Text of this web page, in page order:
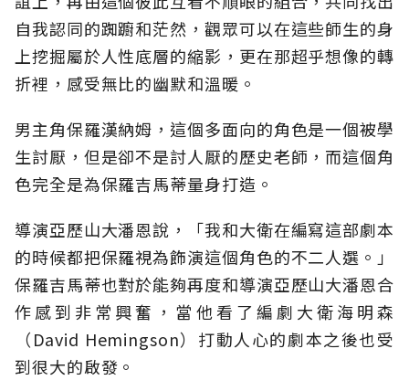
自我認同的踟躕和茫然，觀眾可以在這些師生的身
上挖掘屬於人性底層的縮影，更在那超乎想像的轉
折裡，感受無比的幽默和溫暖。
男主角保羅漢納姆，這個多面向的角色是一個被學
生討厭，但是卻不是討人厭的歷史老師，而這個角
色完全是為保羅吉馬蒂量身打造。
導演亞歷山大潘恩說，「我和大衛在編寫這部劇本
的時候都把保羅視為飾演這個角色的不二人選。」
保羅吉馬蒂也對於能夠再度和導演亞歷山大潘恩合
作感到非常興奮，當他看了編劇大衛海明森
（David Hemingson）打動人心的劇本之後也受
到很大的啟發。